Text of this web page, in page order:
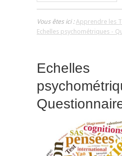
Vous êtes ici :Apprendre les
Echelles psychométriques -
Echelles